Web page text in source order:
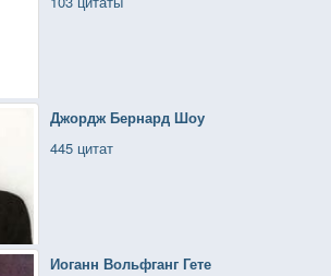
Джордж Бернард Шоу
445 цитат
Иоганн Вольфганг Гете